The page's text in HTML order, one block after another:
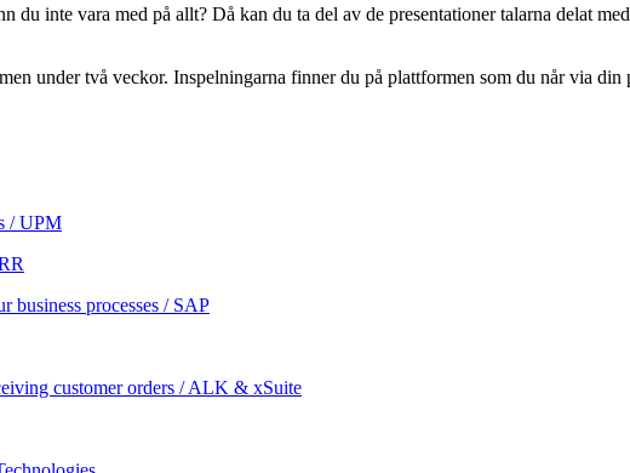
inte vara med på allt? Då kan du ta del av de presentationer talarna delat
under två veckor. Inspelningarna finner du på plattformen som du når via
/ UPM
business processes / SAP
customer orders / ALK & xSuite